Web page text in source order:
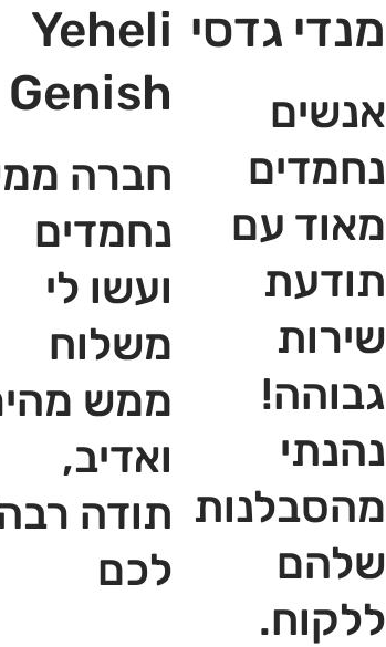
Yeheli
Genish
חברה
נחמדים
ועשו לי
משלוח
ממש
ואדיב,
תודה
לכם
מנדי גדסי
אנשים
נחמדים
מאוד עם
תודעת
שירות
גבוהה!
נהנתי
מהסבלנות
שלהם
ללקוח.